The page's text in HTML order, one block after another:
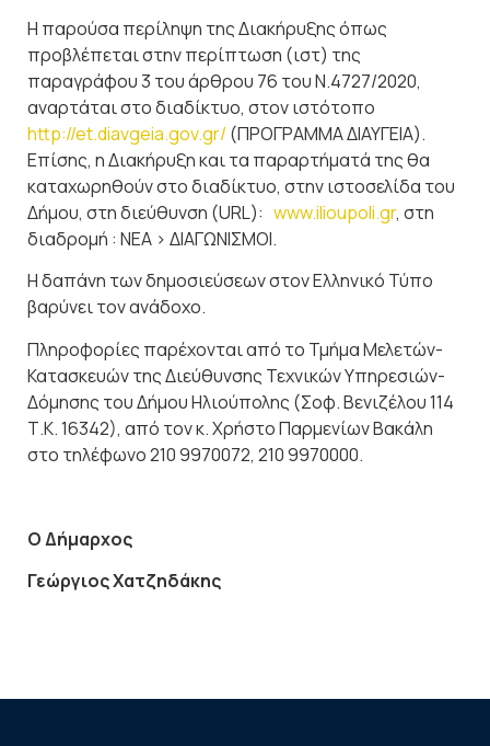
Η παρούσα περίληψη της Διακήρυξης όπως
προβλέπεται στην περίπτωση (ιστ) της
παραγράφου 3 του άρθρου 76 του Ν.4727/2020,
αναρτάται στο διαδίκτυο, στον ιστότοπο
http://et.diavgeia.gov.gr/(ΠΡΟΓΡΑΜΜΑ ΔΙΑΥΓΕΙΑ).
Επίσης, η Διακήρυξη και τα παραρτήματά της θα
καταχωρηθούν στο διαδίκτυο, στην ιστοσελίδα του
Δήμου, στη διεύθυνση (URL): www.ilioupoli.gr, στη
διαδρομή : ΝΕΑ > ΔΙΑΓΩΝΙΣΜΟΙ.
Η δαπάνη των δημοσιεύσεων στον Ελληνικό Τύπο
βαρύνει τον ανάδοχο.
Πληροφορίες παρέχονται από το Τμήμα Μελετών-
Κατασκευών της Διεύθυνσης Τεχνικών Υπηρεσιών-
Δόμησης του Δήμου Ηλιούπολης (Σοφ. Βενιζέλου 114
Τ.Κ. 16342), από τον κ. Χρήστο Παρμενίων Βακάλη
στο τηλέφωνο 210 9970072, 210 9970000.
Ο Δήμαρχος
Γεώργιος Χατζηδάκης